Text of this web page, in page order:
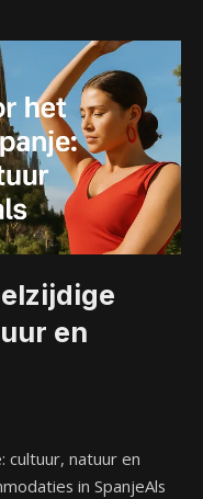
en
cultuur, natuur en
in SpanjeAls